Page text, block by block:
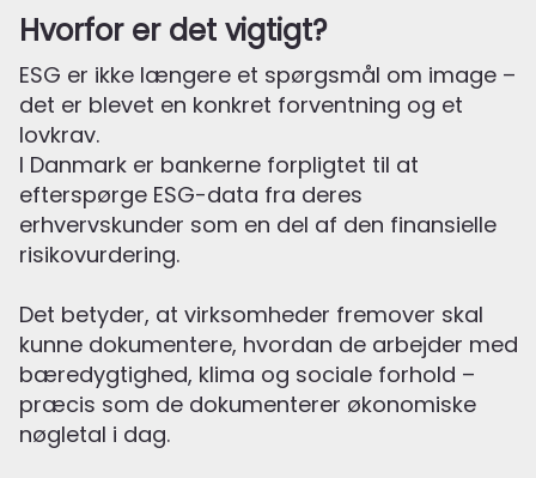
Hvorfor er det vigtigt?
ESG er ikke længere et spørgsmål om image –
det er blevet en konkret forventning og et
lovkrav.
I Danmark er bankerne forpligtet til at
efterspørge ESG-data fra deres
erhvervskunder som en del af den finansielle
risikovurdering.
Det betyder, at virksomheder fremover skal
kunne dokumentere, hvordan de arbejder med
bæredygtighed, klima og sociale forhold –
præcis som de dokumenterer økonomiske
nøgletal i dag.